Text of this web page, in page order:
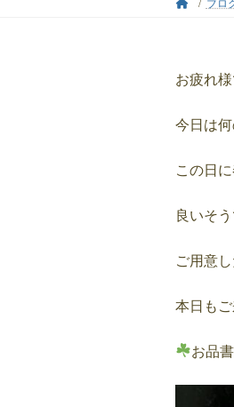
ブロ
お疲れ
今日は
この日
良いそ
ご用意
本日も
お品